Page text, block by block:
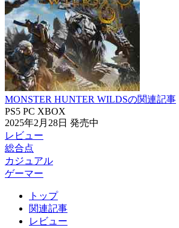
MONSTER HUNTER WILDSの関連記事
PS5 PC XBOX
2025年2月28日 発売中
レビュー
総合点
カジュアル
ゲーマー
トップ
関連記事
レビュー